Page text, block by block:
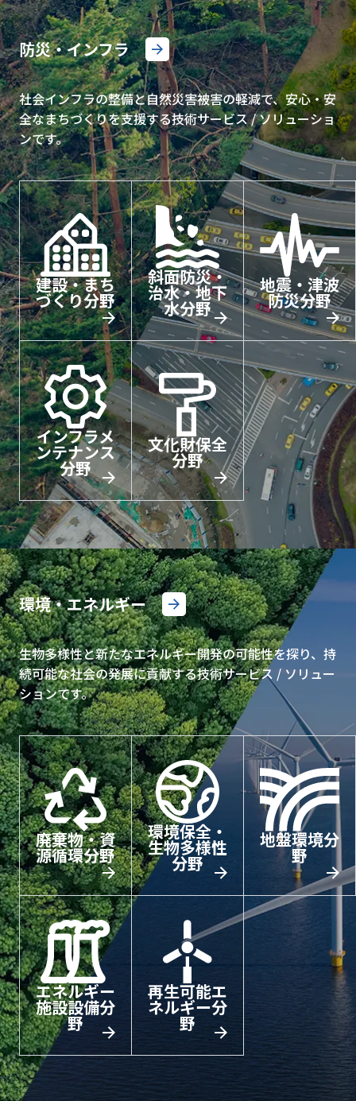
防災・インフラ
社会インフラの整備と自然災害被害の軽減で、安心・安
全なまちづくりを支援する技術サービス / ソリューショ
ンです。
建設・まち
づくり分野
斜面防災・
治水・地下
水分野
地震・津波
防災分野
インフラメ
ンテナンス
分野
文化財保全
分野
環境・エネルギー
生物多様性と新たなエネルギー開発の可能性を探り、持
続可能な社会の発展に貢献する技術サービス / ソリュー
ションです。
廃棄物・資
源循環分野
環境保全・
生物多様性
分野
地盤環境分
野
エネルギー
施設設備分
野
再生可能エ
ネルギー分
野